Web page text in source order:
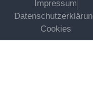
Impressum
Cookies